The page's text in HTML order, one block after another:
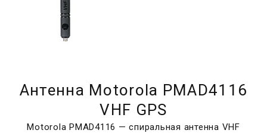
Антенна Motorola PMAD4116
VHF GPS
Motorola PMAD4116 — спиральная антенна VHF